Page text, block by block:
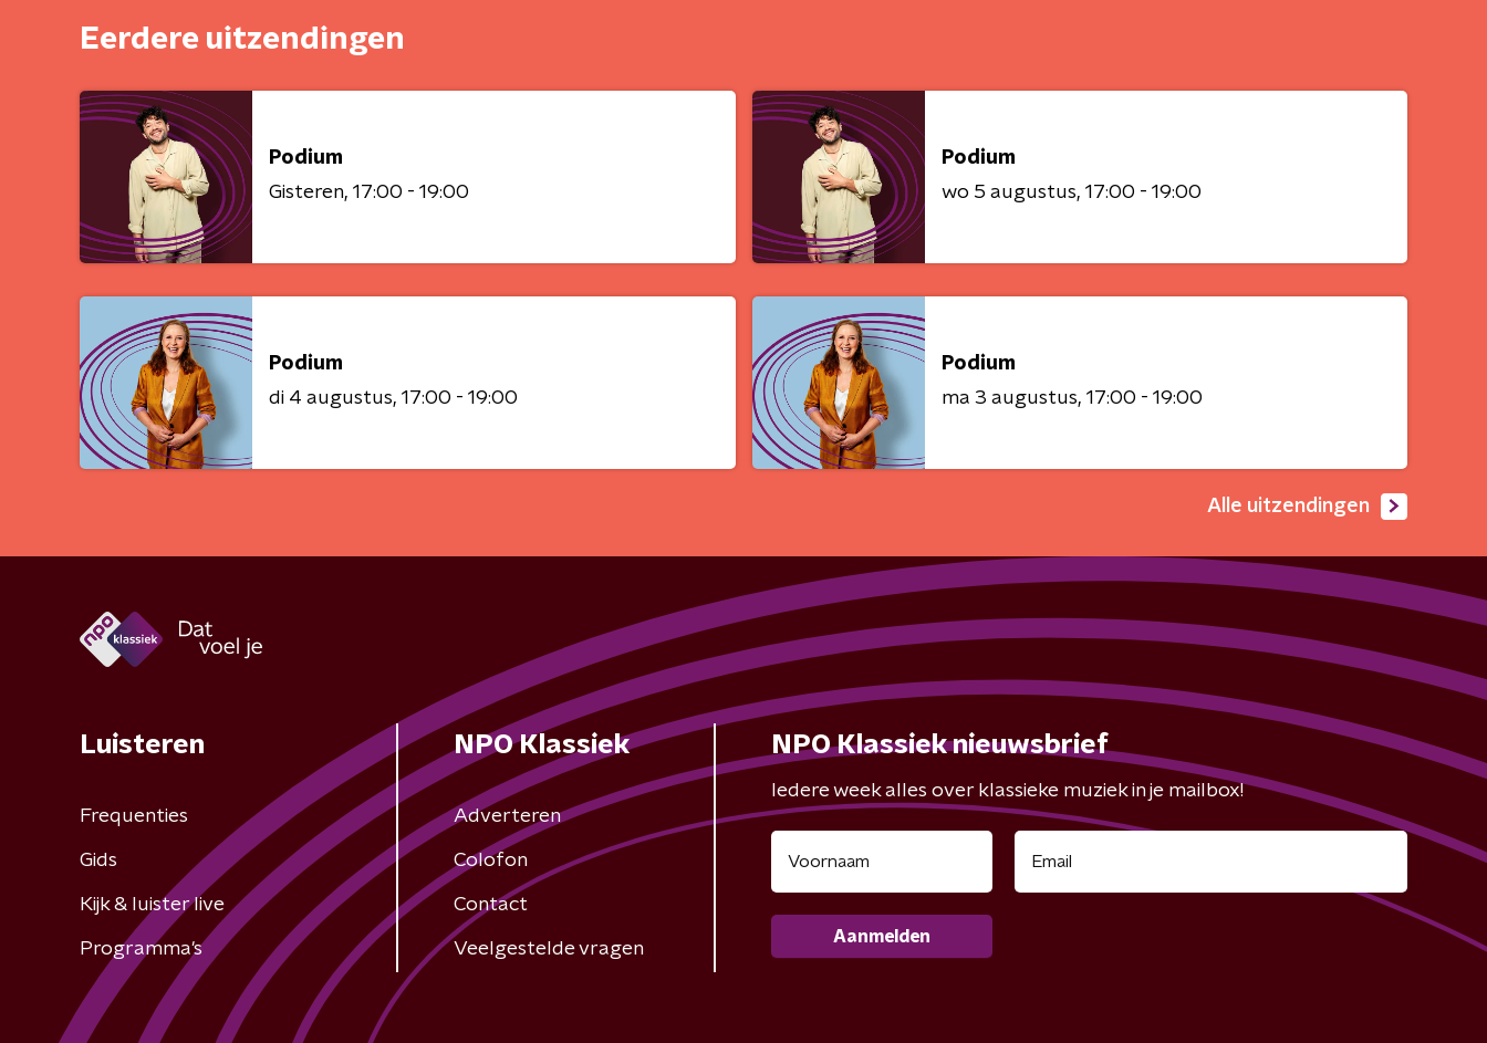
Eerdere uitzendingen
Podium
Gisteren 17:00 - 19:00
Podium
wo 5 augustus 17:00 - 19:00
Podium
di 4 augustus 17:00 - 19:00
Podium
ma 3 augustus 17:00 - 19:00
Alle uitzendingen
Luisteren
Frequenties
Gids
Kijk & luister live
Programma's
NPO Klassiek
Adverteren
Colofon
Contact
Veelgestelde vragen
NPO Klassiek nieuwsbrief
Iedere week alles over klassieke muziek in je mailbox!
Aanmelden